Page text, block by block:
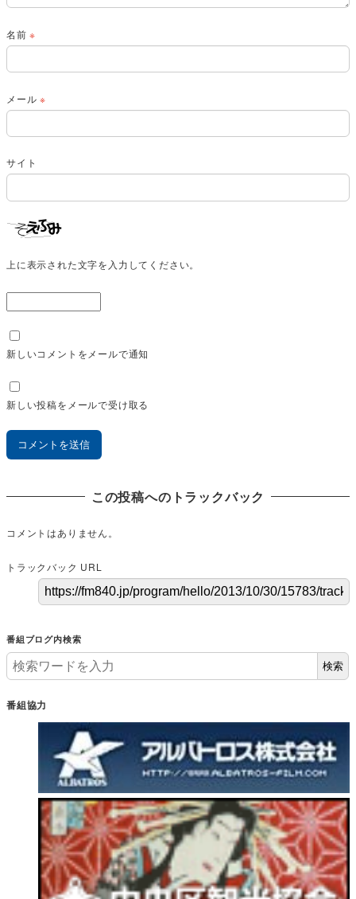
名前※
メール※
サイト
上に表示された文字を入力してください。
新しいコメントをメールで通知
新しい投稿をメールで受け取る
この投稿へのトラックバック
コメントはありません。
トラックバック URL
番組ブログ内検索
検索
番組協力